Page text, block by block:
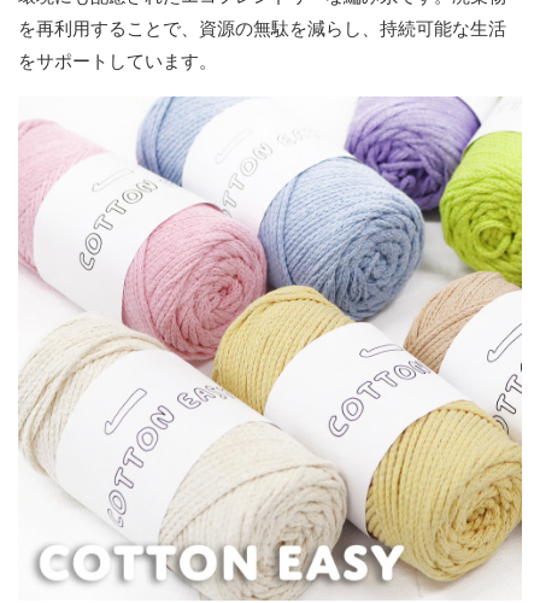
を再利用することで、資源の無駄を減らし、持続可能な生活
をサポートしています。